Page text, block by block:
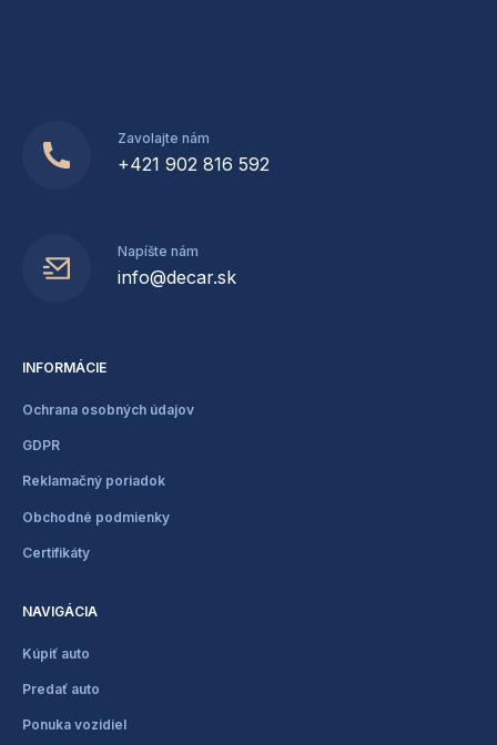
Zavolajte nám
+421 902 816 592
Napíšte nám
info@decar.sk
INFORMÁCIE
Ochrana osobných údajov
GDPR
Reklamačný poriadok
Obchodné podmienky
Certifikáty
NAVIGÁCIA
Kúpiť auto
Predať auto
Ponuka vozidiel